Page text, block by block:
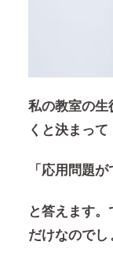
私の教室の生
くと決まって
「応用問題
と答えます
だけなのでし